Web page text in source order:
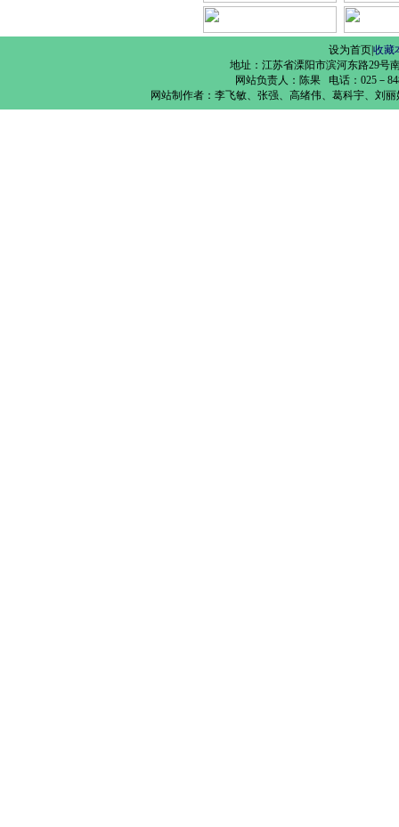
设为首页收藏
地址：江苏省溧阳市滨河东路29号
网站负责人：陈果 电话：025－
网站制作者：李飞敏、张强、高绪伟、葛科宇、刘